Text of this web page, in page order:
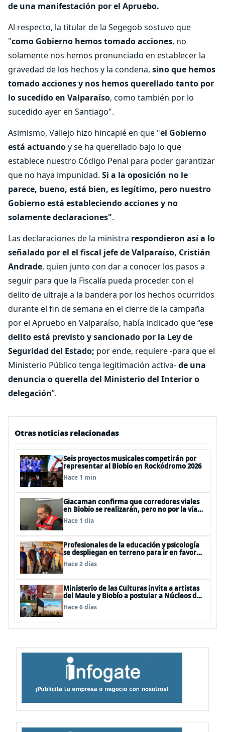
de una manifestación por el Apruebo.
Al respecto, la titular de la Segegob sostuvo que
"como Gobierno hemos tomado acciones, no
solamente nos hemos pronunciado en establecer la
gravedad de los hechos y la condena, sino que hemos
tomado acciones y nos hemos querellado tanto por
lo sucedido en Valparaíso, como también por lo
sucedido ayer en Santiago".
Asimismo, Vallejo hizo hincapié en que "el Gobierno
está actuandoy se ha querellado bajo lo que
establece nuestro Código Penal para poder garantizar
que no haya impunidad. Si a la oposición no le
parece, bueno, está bien, es legítimo, pero nuestro
Gobierno está estableciendo acciones y no
solamente declaraciones".
Las declaraciones de la ministra respondieron así a lo
señalado por el el fiscal jefe de Valparaíso, Cristián
Andrade, quien junto con dar a conocer los pasos a
seguir para que la Fiscalía pueda proceder con el
delito de ultraje a la bandera por los hechos ocurridos
durante el fin de semana en el cierre de la campaña
por el Apruebo en Valparaíso, había indicado que “ese
delito está previsto y sancionado por la Ley de
Seguridad del Estado; por ende, requiere -para que el
Ministerio Público tenga legitimación activa-de una
denuncia o querella del Ministerio del Interior o
delegación”.
Otras noticias relacionadas
Seis proyectos musicales competirán por
representar al Biobío en Rockódromo 2026
Hace 1 min
Giacaman confirma que corredores viales
en Biobío se realizarán, pero no por la vía
de la concesión
Hace 1 día
Profesionales de la educación y psicología
se despliegan en terreno para ir en favor
de niños afectados por la emergencia
Hace 2 días
Ministerio de las Culturas invita a artistas
del Maule y Biobío a postular a Núcleos de
Creación 2026
Hace 6 días